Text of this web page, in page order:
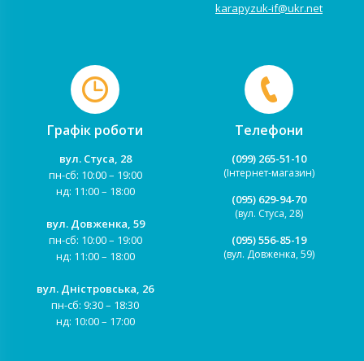
karapyzuk-if@ukr.net
Графік роботи
вул. Стуса, 28
пн-сб: 10:00 – 19:00
нд: 11:00 – 18:00
вул. Довженка, 59
пн-сб: 10:00 – 19:00
нд: 11:00 – 18:00
вул. Дністровська, 26
пн-сб: 9:30 – 18:30
нд: 10:00 – 17:00
Телефони
(099) 265-51-10
(Інтернет-магазин)
(095) 629-94-70
(вул. Стуса, 28)
(095) 556-85-19
(вул. Довженка, 59)